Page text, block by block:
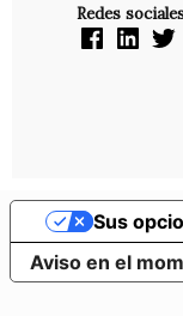
Redes
Aviso en el
Sus